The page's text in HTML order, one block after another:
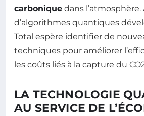
carbonique dans l’atmosphère.
d’algorithmes quantiques
Total espère identifier de
techniques pour améliorer
les coûts liés à la capture du
LA TECHNOLOGIE
AU SERVICE DE